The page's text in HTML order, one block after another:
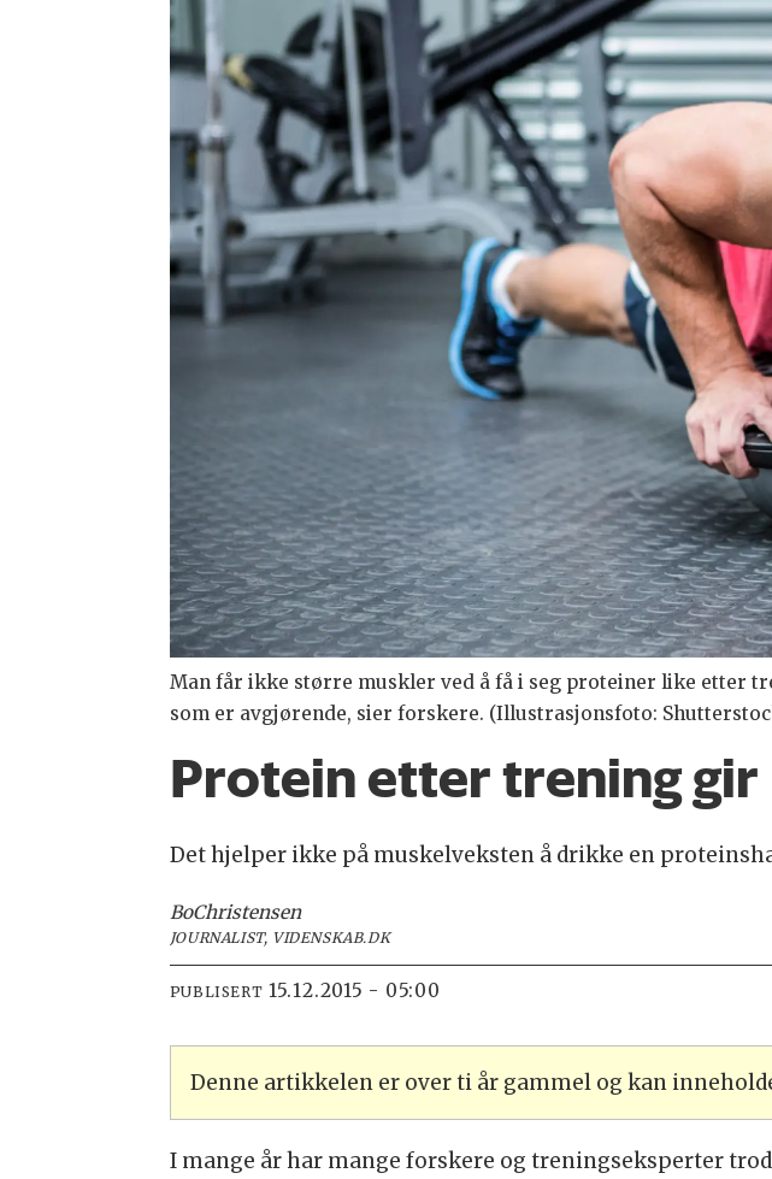
Man får ikke større muskler ved å få i seg proteiner like etter
som er avgjørende, sier forskere. (Illustrasjonsfoto:
Protein etter trening
Det hjelper ikke på muskelveksten å drikke en
BoChristensen
JOURNALIST, VIDENSKAB.DK
PUBLISERT 15.12.2015 - 05:00
Denne artikkelen er over ti år gammel og kan
I mange år har mange forskere og treningseksperter